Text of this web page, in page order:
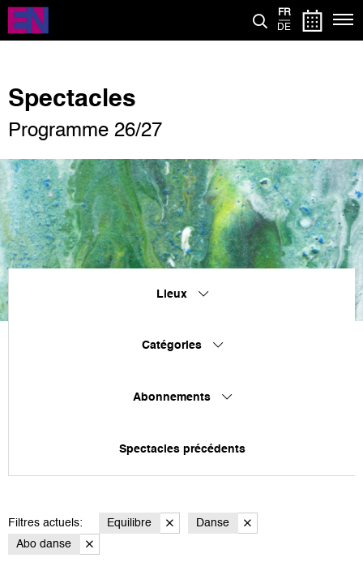
Aller
contenu
FR
DE
Spectacles
Programme 26/27
Lieux
Catégories
Abonnements
Spectacles précédents
Filtres actuels: Equilibre
Danse
Abo danse